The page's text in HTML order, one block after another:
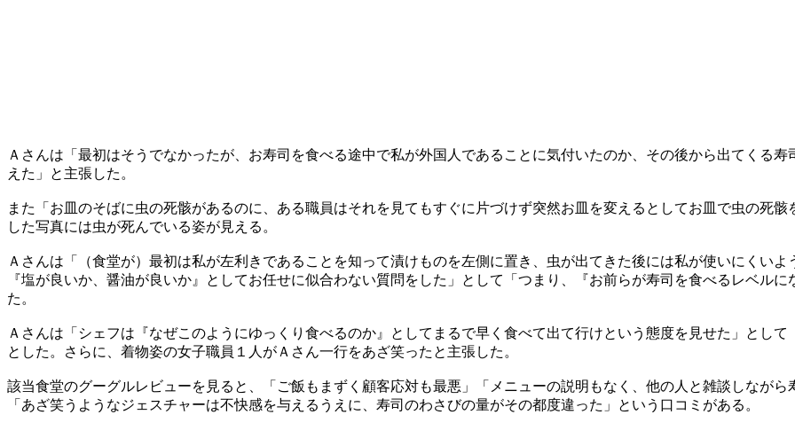
Ａさんは「最初はそうでなかったが、お寿司を食べる途中で私が外国人であることに気付いたのか、その後から出てくる
えた」と主張した。
また「お皿のそばに虫の死骸があるのに、ある職員はそれを見てもすぐに片づけず突然お皿を変えるとしてお皿で虫の死
した写真には虫が死んでいる姿が見える。
Ａさんは「（食堂が）最初は私が左利きであることを知って漬けものを左側に置き、虫が出てきた後には私が使いにくい
『塩が良いか、醤油が良いか』としてお任せに似合わない質問をした」として「つまり、『お前らが寿司を食べるレベル
た。
Ａさんは「シェフは『なぜこのようにゆっくり食べるのか』としてまるで早く食べて出て行けという態度を見せた」とし
とした。さらに、着物姿の女子職員１人がＡさん一行をあざ笑ったと主張した。
該当食堂のグーグルレビューを見ると、「ご飯もまずく顧客応対も最悪」「メニューの説明もなく、他の人と雑談しなが
「あざ笑うようなジェスチャーは不快感を与えるうえに、寿司のわさびの量がその都度違った」という口コミがある。